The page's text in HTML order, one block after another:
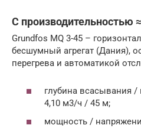
С производительностью
Grundfos MQ 3-45 –
бесшумный агрегат (Дания),
перегрева и автоматикой
глубина всасывания
4,10 м3/ч / 45 м;
мощность /